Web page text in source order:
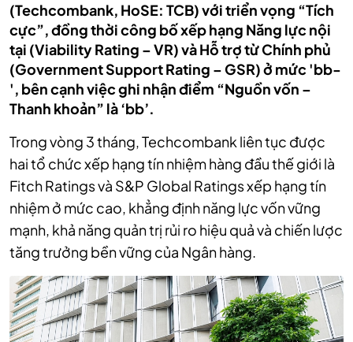
(Techcombank, HoSE: TCB) với triển vọng “Tích
cực”, đồng thời công bố xếp hạng Năng lực nội
tại (Viability Rating – VR) và Hỗ trợ từ Chính phủ
(Government Support Rating – GSR) ở mức 'bb-
', bên cạnh việc ghi nhận điểm “Nguồn vốn –
Thanh khoản” là ‘bb’.
Trong vòng 3 tháng, Techcombank liên tục được
hai tổ chức xếp hạng tín nhiệm hàng đầu thế giới là
Fitch Ratings và S&P Global Ratings xếp hạng tín
nhiệm ở mức cao, khẳng định năng lực vốn vững
mạnh, khả năng quản trị rủi ro hiệu quả và chiến lược
tăng trưởng bền vững của Ngân hàng.